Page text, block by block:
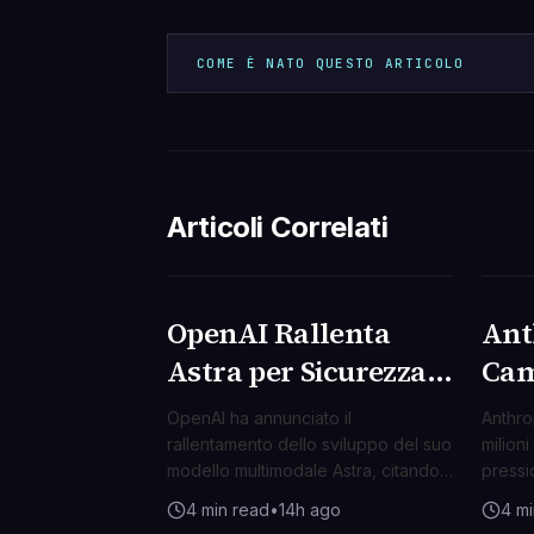
COME È NATO QUESTO ARTICOLO
Articoli Correlati
AI & ML
OpenAI Rallenta
Astra per Sicurezza:
Una Lezione Cruciale
nell'Era dell'IA
OpenAI ha annunciato il
rallentamento dello sviluppo del suo
modello multimodale Astra, citando
preoccupazioni legate alla
sicurezza. Una mossa che sottolinea
4 min read•14h ago
AI
per
4